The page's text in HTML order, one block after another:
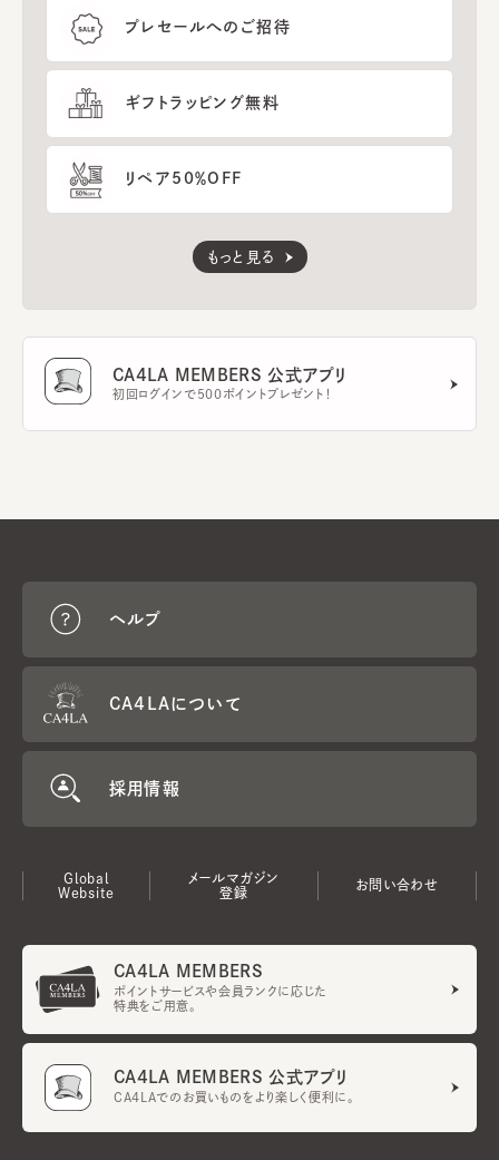
プレセールへのご招待
ギフトラッピング無料
リペア50％OFF
もっと見る
CA4LA MEMBERS 公式アプリ
初回ログインで500ポイントプレゼント！
ヘルプ
CA4LAについて
採用情報
Global
Website
メールマガジン
登録
お問い合わせ
CA4LA MEMBERS
ポイントサービスや会員ランクに応じた
特典をご用意。
CA4LA MEMBERS 公式アプリ
CA4LAでのお買いものをより楽しく便利に。